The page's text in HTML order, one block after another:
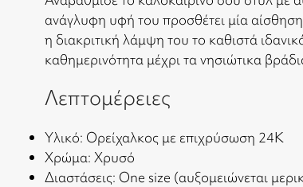
ανάγλυφη υφή του προσθέτει μία
η διακριτική λάμψη του το καθιστά
καθημερινότητα μέχρι τα νησιώτικα
Λεπτομέρειες
Υλικό: Ορείχαλκος με επιχρύσωση 24K
Χρώμα: Χρυσό
Διαστάσεις: One size (αυξομειώνεται